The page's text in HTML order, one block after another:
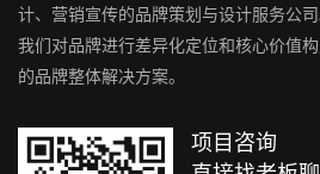
计、营销宣传的品牌策划与设计服务公司
我们对品牌进行差异化定位和核心价值
的品牌整体解决方案。
项目咨询